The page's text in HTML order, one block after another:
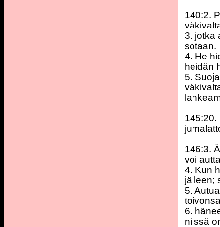
140:2.
3. jotka
sotaan.
4. He
heidän
5.
145:20.
146:3.
voi
4. Kun
jälleen;
5.
6.
niissä